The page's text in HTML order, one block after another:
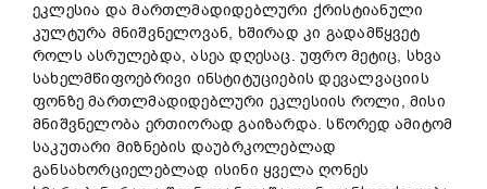
ეკლესია და მართლმადიდებლური ქრისტიანული
კულტურა მნიშვნელოვან, ხშირად კი გადამწყვეტ
როლს ასრულებდა, ასეა დღესაც. უფრო მეტიც, სხვა
სახელმწიფოებრივი ინსტიტუციების დევალვაციის
ფონზე მართლმადიდებლური ეკლესიის როლი, მისი
მნიშვნელობა ერთიორად გაიზარდა. სწორედ ამიტომ
საკუთარი მიზნების დაუბრკოლებლად
განსახორციელებლად ისინი ყველა ღონეს